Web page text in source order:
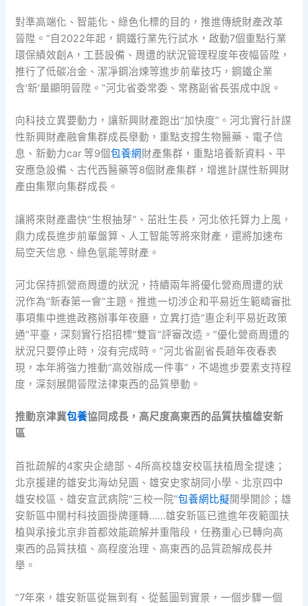
對準高端化、智能化、綠色化標的目的，推進傳統財產改革
晉陞。“自2022年起，鋼鐵行業先行試水，啟動7個重點行業
環保績效創A，工藝設備、周遭的狀況管理程度年夜幅晉陞，
推行了低碳冶金、潔凈鋼冶煉等進步前輩技巧，鋼鐵企業
含‘新’量顯明晉陞。”河北省委常委、常務副省長張成中說。
向科技立異要動力，讓新興財產跑出“加快度”。河北實行計謀
性新興財產融會集群成長舉動，重點支撐生物醫藥、電子信
息、新動力car 等9個包養網財產集群，重點培養新資料、平
安應急設備、古代西醫藥等8個財產集群，增進計謀性新興財
產由集聚向集群成長。
讓將來財產盡快“生根抽芽”、茁壯生長，河北依托算力上風，
鼎力成長進步前輩盤算、人工智能等將來財產，還將加速布
局空天信息、綠色氫能等財產。
河北保持抓營商周遭的狀況，持續兩年將優化營商周遭的狀
況作為“新春第一會”主題。推進一切涉企和平易近生範疇審批
事項集中進進政務辦事年夜廳，立異打造“惠企利平易近政策
通”平臺，深刻實行招招標“雙盲”評審改造。“優化營商周遭的
狀況只要停止時，沒有完成時。”河北省副省長趙年夜春表
現，本年將強力推動“高效辦成一件事”，不竭進步要素支持程
度，深刻展開晉陞法律東西的品質舉動。
推動京津冀包養協同成長，高尺度高東西的品質扶植雄安新
區
首批疏解的4家央企總部、4所高校雄安校區扶植周全提速；
北京援建的雄安北海幼兒園、雄安史家胡同小學、北京四中
雄安校區、雄安宣武病院“三校一院”包養網比擬開學開診；雄
安新區中關村科技園掛牌運轉……雄安新區已進進年夜範圍扶
植與承接北京非首都效能疏解并重階段，任務重心已轉向高
東西的品質扶植、高程度治理、高東西的品質疏解成長并
舉。
“7年來，雄安新區從無到有、從藍圖到實景，一個步驟一個